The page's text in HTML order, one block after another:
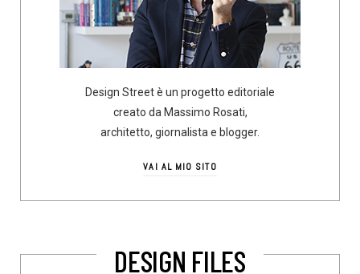
Design Street è un progetto editoriale
creato da Massimo Rosati,
architetto, giornalista e blogger.
VAI AL MIO SITO
DESIGN FILES